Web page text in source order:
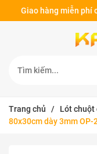
Giao hàng miễn phí
Trang chủ / Lót chuột
80x30cm dày 3mm OP-